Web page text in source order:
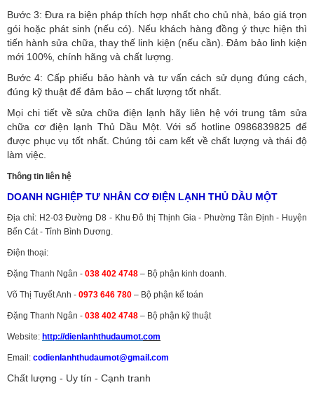
Bước 3: Đưa ra biện pháp thích hợp nhất cho chủ nhà, báo giá trọn
gói hoặc phát sinh (nếu có). Nếu khách hàng đồng ý thực hiện thì
tiến hành sửa chữa, thay thế linh kiện (nếu cần). Đảm bảo linh kiện
mới 100%, chính hãng và chất lượng.
Bước 4: Cấp phiếu bảo hành và tư vấn cách sử dụng đúng cách,
đúng kỹ thuật để đảm bảo – chất lượng tốt nhất.
Mọi chi tiết về sửa chữa điện lạnh hãy liên hệ với trung tâm sửa
chữa cơ điện lạnh Thủ Dầu Một. Với số hotline 0986839825 để
được phục vụ tốt nhất. Chúng tôi cam kết về chất lượng và thái độ
làm việc.
Thông tin liên hệ
DOANH NGHIỆP TƯ NHÂN CƠ ĐIỆN LẠNH THỦ DẦU MỘT
Địa chỉ: H2-03 Đường D8 - Khu Đô thị Thịnh Gia - Phường Tân Định - Huyện
Bến Cát - Tỉnh Bình Dương.
Điện thoại:
Đặng Thanh Ngân - 038 402 4748 – Bộ phận kinh doanh.
Võ Thị Tuyết Anh - 0973 646 780 – Bộ phận kế toán
Đặng Thanh Ngân - 038 402 4748 – Bộ phận kỹ thuật
Website: http://dienlanhthudaumot.com
Email: codienlanhthudaumot@gmail.com
Chất lượng - Uy tín - Cạnh tranh